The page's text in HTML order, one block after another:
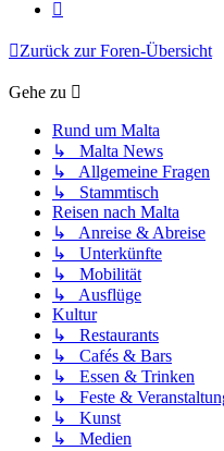
Zurück zur Foren-Übersicht
Gehe zu
Rund um Malta
↳ Malta News
↳ Allgemeine Fragen
↳ Stammtisch
Reisen nach Malta
↳ Anreise & Abreise
↳ Unterkünfte
↳ Mobilität
↳ Ausflüge
Kultur
↳ Restaurants
↳ Cafés & Bars
↳ Essen & Trinken
↳ Feste &
↳ Kunst
↳ Medien